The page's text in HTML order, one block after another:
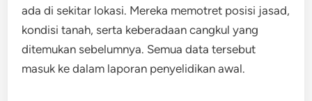
ada di sekitar lokasi. Mereka memotret posisi jasad,
kondisi tanah, serta keberadaan cangkul yang
ditemukan sebelumnya. Semua data tersebut
masuk ke dalam laporan penyelidikan awal.